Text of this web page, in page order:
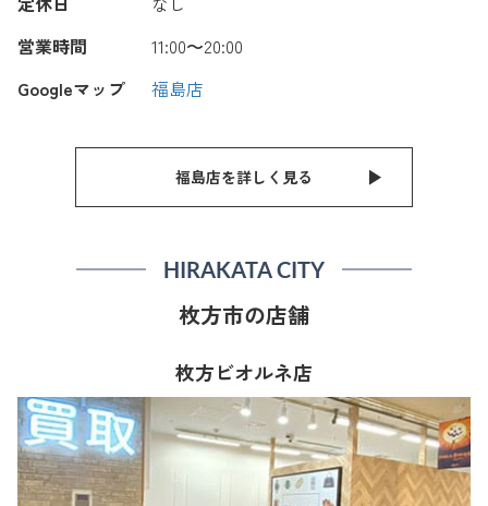
営業時間
11:00〜20:00
Googleマップ
福島店
福島店を詳しく見る
HIRAKATA CITY
枚方市の店舗
枚方ビオルネ店